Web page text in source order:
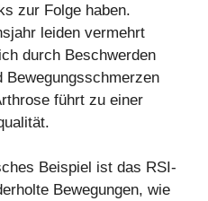
zur Folge haben.
leiden vermehrt
durch Beschwerden
Bewegungsschmerzen
führt zu einer
Beispiel ist das RSI-
Bewegungen, wie